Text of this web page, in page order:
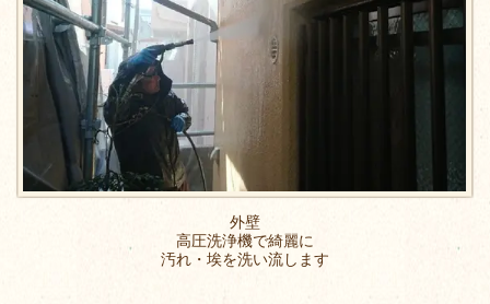
外壁
高圧洗浄機で綺麗に
汚れ・埃を洗い流します